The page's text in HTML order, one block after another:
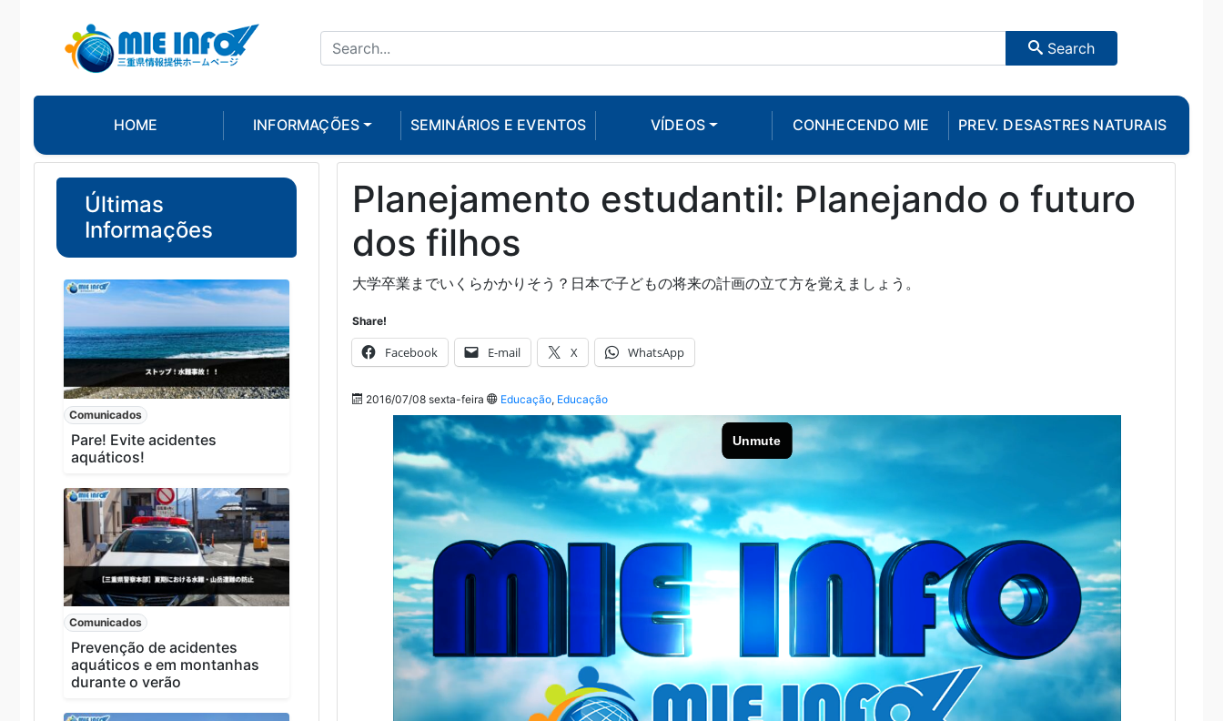
Search
HOME INFORMAÇÕES SEMINÁRIOS E EVENTOS VÍDEOS CONHECENDO MIE PREV. DESASTRES NATURAIS
Últimas
Informações
Comunicados
Pare! Evite acidentes
aquáticos!
Comunicados
Prevenção de acidentes
aquáticos e em montanhas
durante o verão
Planejamento estudantil: Planejando o futuro
dos filhos
大学卒業までいくらかかりそう？日本で子どもの将来の計画の立て方を覚えましょう。
Share!
Facebook E-mail X WhatsApp
2016/07/08 sexta-feira Educação, Educação